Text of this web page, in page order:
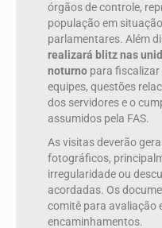
órgãos de controle,
população em
parlamentares. Além
realizará blitz nas
noturno para
equipes, questões
dos servidores e o
assumidos pela FAS.
As visitas deverão
fotográficos,
irregularidade ou
acordadas. Os
comitê para avaliação
encaminhamentos.